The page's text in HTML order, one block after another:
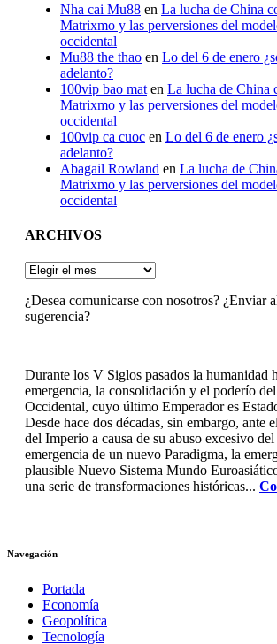
Nha cai Mu88 en La lucha de China
Matrixmo y las perversiones del
occidental
Mu88 the thao en Lo del 6 de enero
adelanto?
100vip bao mat en La lucha de China
Matrixmo y las perversiones del
occidental
100vip ca cuoc en Lo del 6 de enero
adelanto?
Abagail Rowland en La lucha de
Matrixmo y las perversiones del
occidental
ARCHIVOS
ARCHIVOS
¿Desea comunicarse con nosotros? ¿Enviar
sugerencia?
Durante los V Siglos pasados la humanidad
emergencia, la consolidación y el poderío
Occidental, cuyo último Emperador es
Desde hace dos décadas, sin embargo, ante
del Imperio a causa de su abuso excesivo
emergencia de un nuevo Paradigma, la
plausible Nuevo Sistema Mundo
una serie de transformaciones históricas...
Navegación
Portada
Economía
Geopolítica
Tecnología